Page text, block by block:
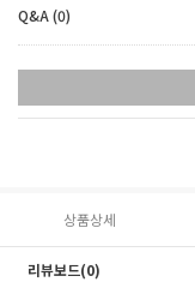
Q&A (0)
상품상세
리뷰보드(0)